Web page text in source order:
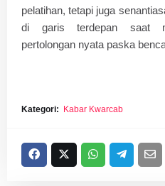
pelatihan, tetapi juga
di garis terdepan saat
pertolongan nyata paska
Kategori: Kabar Kwarcab